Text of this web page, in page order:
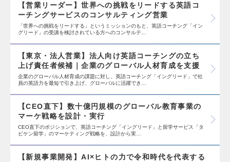
【営業リーダー】世界への挑戦をリードする英語コ
ーチングサービスのコンサルティング営業
「世界への挑戦をリードする」というミッションのもと、英語コーチング「イン
グリード」の受講を検討されている方へのコンサルテ…
【東京・法人営業】法人向け英語コーチングの立ち
上げ責任者候補｜企業のグローバル人材育成を支援
企業のグローバル人材育成の課題に対し、英語コーチング「イングリード」で社
員の英語力を最短で引き上げ、グローバルに活躍でき…
【CEO直下】数十億円規模のグローバル教育事業の
マーケ戦略を設計・実行
CEO直下のポジションで、英語コーチング「イングリード」と留学サービス「タ
ビケン留学」のマーケティング戦略を、設計から実…
【新規事業開発】AI×ヒトの力で令和時代を代表する